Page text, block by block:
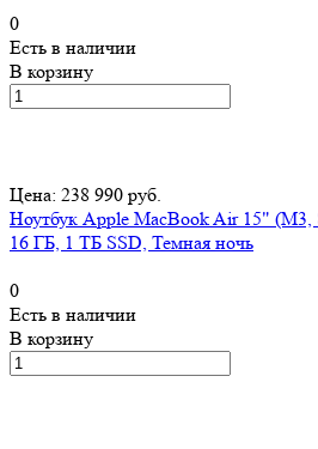
0
Есть в наличии
В корзину
Цена: 238 990 руб.
Ноутбук Apple MacBook Air 15" (M3,
16 ГБ, 1 ТБ SSD, Темная ночь
0
Есть в наличии
В корзину